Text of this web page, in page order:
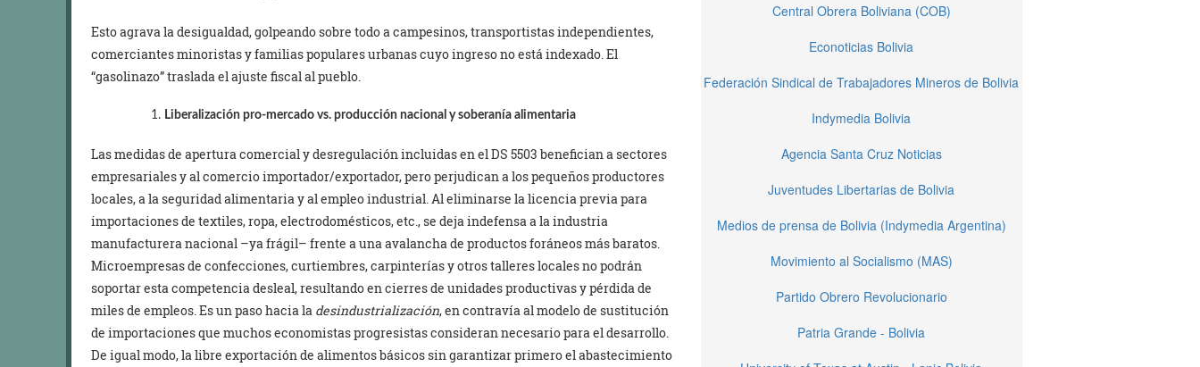
Esto agrava la desigualdad, golpeando sobre todo a campesinos, transportistas independientes,
comerciantes minoristas y familias populares urbanas cuyo ingreso no está indexado. El
“gasolinazo” traslada el ajuste fiscal al pueblo.
Liberalización pro-mercado vs. producción nacional y soberanía alimentaria
Las medidas de apertura comercial y desregulación incluidas en el DS 5503 benefician a sectores
empresariales y al comercio importador/exportador, pero perjudican a los pequeños productores
locales, a la seguridad alimentaria y al empleo industrial. Al eliminarse la licencia previa para
importaciones de textiles, ropa, electrodomésticos, etc., se deja indefensa a la industria
manufacturera nacional –ya frágil– frente a una avalancha de productos foráneos más baratos.
Microempresas de confecciones, curtiembres, carpinterías y otros talleres locales no podrán
soportar esta competencia desleal, resultando en cierres de unidades productivas y pérdida de
miles de empleos. Es un paso hacia la desindustrialización, en contravía al modelo de sustitución
de importaciones que muchos economistas progresistas consideran necesario para el desarrollo.
De igual modo, la libre exportación de alimentos básicos sin garantizar primero el abastecimiento
Central Obrera Boliviana (COB)
Econoticias Bolivia
Federación Sindical de Trabajadores Mineros de Bolivia
Indymedia Bolivia
Agencia Santa Cruz Noticias
Juventudes Libertarias de Bolivia
Medios de prensa de Bolivia (Indymedia Argentina)
Movimiento al Socialismo (MAS)
Partido Obrero Revolucionario
Patria Grande - Bolivia